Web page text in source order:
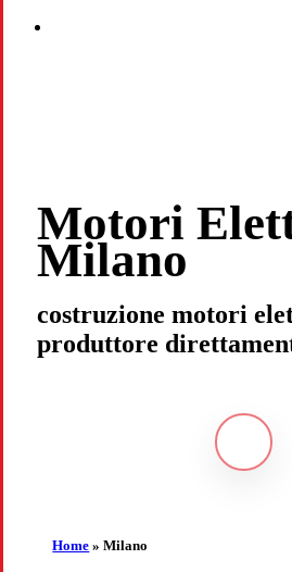
Motori
Milano
costruzione motori
produttore
Home »Milano